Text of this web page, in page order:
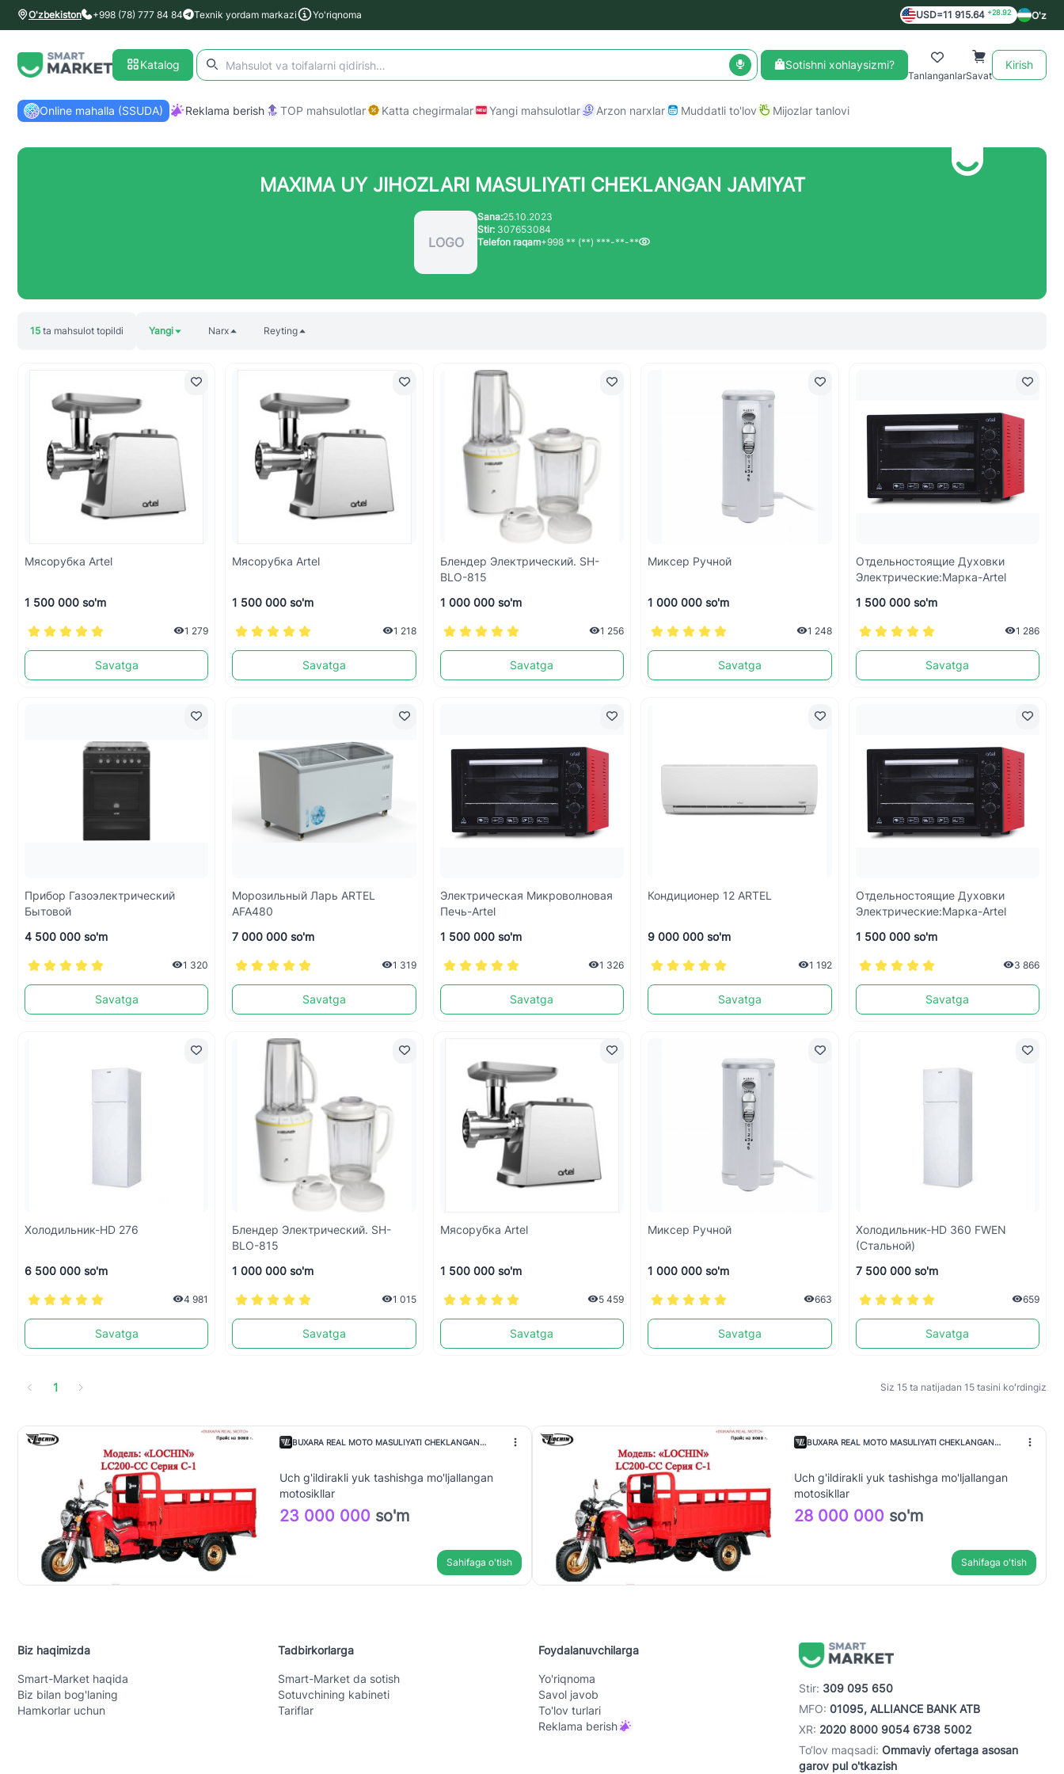
O'zbekiston +998 (78) 777 84 84 Texnik yordam markazi Yo'riqnoma USD=11 915.64 +28.92 O'z
Katalog Sotishni xohlaysizmi?
TanlanganlarSavat
Kirish
Online mahalla (SSUDA) Reklama berish TOP mahsulotlar Katta chegirmalar Yangi mahsulotlar Arzon narxlar Muddatli to'lov Mijozlar tanlovi
MAXIMA UY JIHOZLARI MASULIYATI CHEKLANGAN JAMIYAT
LOGO
Sana:25.10.2023
Stir: 307653084
Telefon raqam+998 ** (**) ***-**-**
15 ta mahsulot topildi Yangi Narx Reyting
Мясорубка Artel
1 500 000 so'm
1 279
Savatga
Мясорубка Artel
1 500 000 so'm
1 218
Savatga
Блендер Электрический. SH-
BLO-815
1 000 000 so'm
1 256
Savatga
Миксер Ручной
1 000 000 so'm
1 248
Savatga
Отдельностоящие Духовки
Электрические:Марка-Artel
1 500 000 so'm
1 286
Savatga
Прибор Газоэлектрический
Бытовой
4 500 000 so'm
1 320
Savatga
Морозильный Ларь ARTEL
AFA480
7 000 000 so'm
1 319
Savatga
Электрическая Микроволновая
Печь-Artel
1 500 000 so'm
1 326
Savatga
Кондиционер 12 ARTEL
9 000 000 so'm
1 192
Savatga
Отдельностоящие Духовки
Электрические:Марка-Artel
1 500 000 so'm
3 866
Savatga
Холодильник-HD 276
6 500 000 so'm
4 981
Savatga
Блендер Электрический. SH-
BLO-815
1 000 000 so'm
1 015
Savatga
Мясорубка Artel
1 500 000 so'm
5 459
Savatga
Миксер Ручной
1 000 000 so'm
663
Savatga
Холодильник-HD 360 FWEN
(Стальной)
7 500 000 so'm
659
Savatga
1 Siz 15 ta natijadan 15 tasini koʻrdingiz
BUXARA REAL MOTO MASULIYATI CHEKLANGAN
Uch g'ildirakli yuk tashishga mo'ljallangan
motosikllar
23 000 000 so'm
Sahifaga o'tish
BUXARA REAL MOTO MASULIYATI CHEKLANGAN
Uch g'ildirakli yuk tashishga mo'ljallangan
motosikllar
28 000 000 so'm
Sahifaga o'tish
Biz haqimizda
Smart-Mаrket haqida
Biz bilan bog'laning
Hamkorlar uchun
Tadbirkorlarga
Smart-Mаrket da sotish
Sotuvchining kabineti
Tariflar
Foydalanuvchilarga
Yo'riqnoma
Savol javob
To'lov turlari
Reklama berish
Stir: 309 095 650
MFO: 01095, ALLIANCE BANK ATB
XR: 2020 8000 9054 6738 5002
To‘lov maqsadi: Ommaviy ofertaga asosan
garov pul o'tkazish